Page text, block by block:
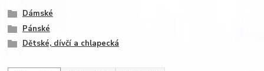
Dámské
Pánské
Dětské, dívčí a chlapecká